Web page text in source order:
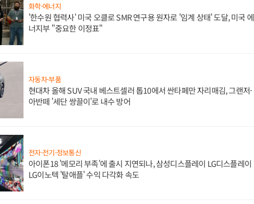
화학·에너지
'한수원 협력사' 미국 오클로 SMR 연구용 원자로 '임계 상태' 도달, 미국 에
너지부 "중요한 이정표"
자동차·부품
현대차 올해 SUV 국내 베스트셀러 톱10에서 싼타페만 자리매김, 그랜저·
아반떼 '세단 쌍끌이'로 내수 방어
전자·전기·정보통신
아이폰18 '메모리 부족'에 출시 지연되나, 삼성디스플레이 LG디스플레이
LG이노텍 '탈애플' 수익 다각화 속도